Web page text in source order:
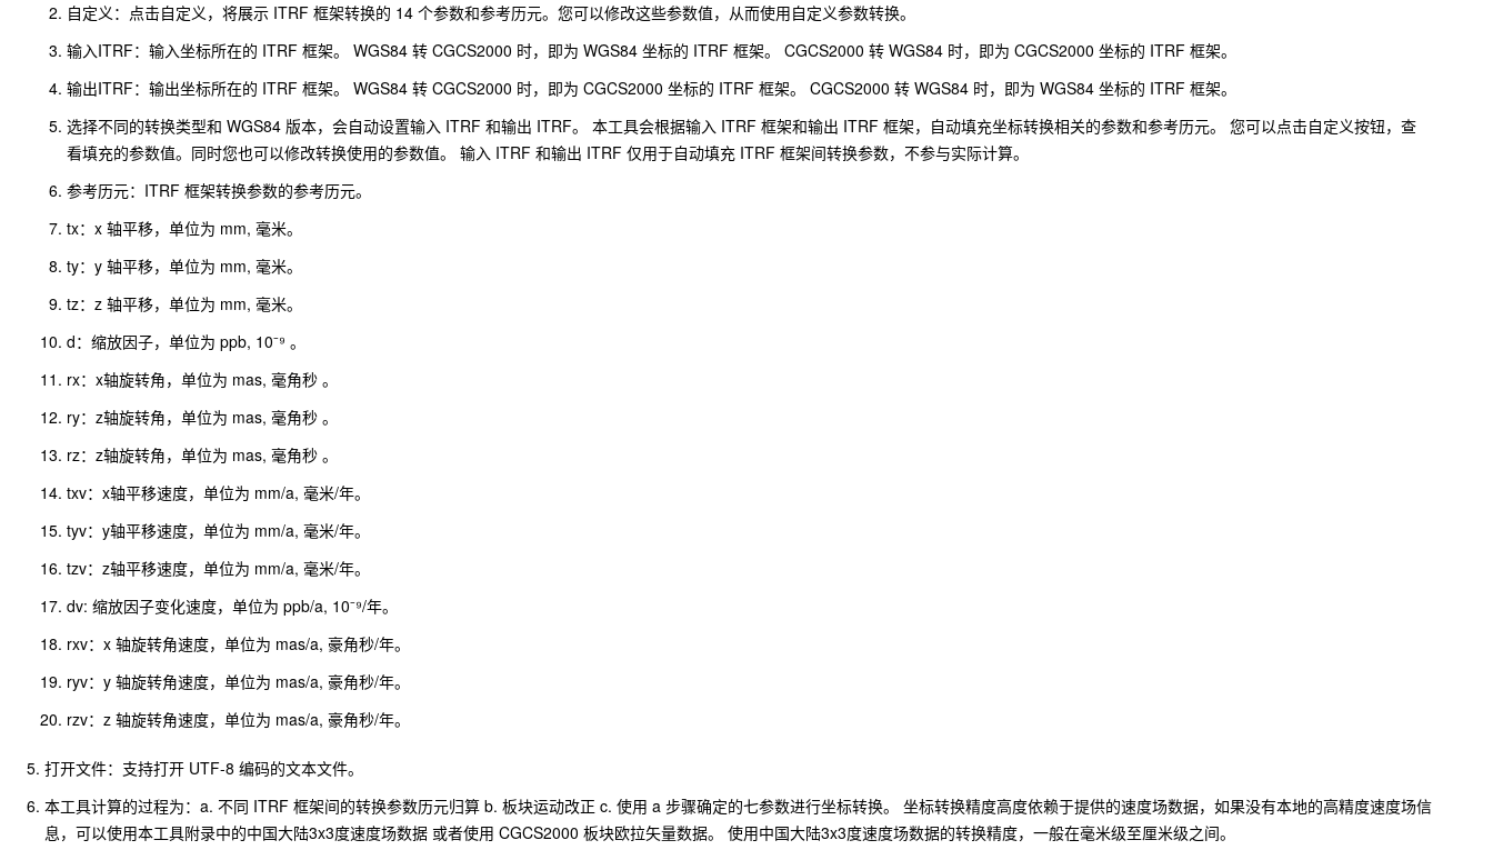
自定义：点击自定义，将展示 ITRF 框架转换的 14 个参数和参考历元。您可以修改这些参数值，从而使用自定义参数转换。
输入ITRF：输入坐标所在的 ITRF 框架。 WGS84 转 CGCS2000 时，即为 WGS84 坐标的 ITRF 框架。 CGCS2000 转 WGS84 时，即为 CGCS2000 坐标的 ITRF 框架。
输出ITRF：输出坐标所在的 ITRF 框架。 WGS84 转 CGCS2000 时，即为 CGCS2000 坐标的 ITRF 框架。 CGCS2000 转 WGS84 时，即为 WGS84 坐标的 ITRF 框架。
选择不同的转换类型和 WGS84 版本，会自动设置输入 ITRF 和输出 ITRF。 本工具会根据输入 ITRF 框架和输出 ITRF 框架，自动填充坐标转换相关的参数和参考历元。 您可以点击自定义按钮，查
看填充的参数值。同时您也可以修改转换使用的参数值。 输入 ITRF 和输出 ITRF 仅用于自动填充 ITRF 框架间转换参数，不参与实际计算。
参考历元：ITRF 框架转换参数的参考历元。
tx：x 轴平移，单位为 mm, 毫米。
ty：y 轴平移，单位为 mm, 毫米。
tz：z 轴平移，单位为 mm, 毫米。
d：缩放因子，单位为 ppb, 10⁻⁹ 。
rx：x轴旋转角，单位为 mas, 毫角秒 。
ry：z轴旋转角，单位为 mas, 毫角秒 。
rz：z轴旋转角，单位为 mas, 毫角秒 。
txv：x轴平移速度，单位为 mm/a, 毫米/年。
tyv：y轴平移速度，单位为 mm/a, 毫米/年。
tzv：z轴平移速度，单位为 mm/a, 毫米/年。
dv: 缩放因子变化速度，单位为 ppb/a, 10⁻⁹/年。
rxv：x 轴旋转角速度，单位为 mas/a, 豪角秒/年。
ryv：y 轴旋转角速度，单位为 mas/a, 豪角秒/年。
rzv：z 轴旋转角速度，单位为 mas/a, 豪角秒/年。
打开文件：支持打开 UTF-8 编码的文本文件。
本工具计算的过程为：a. 不同 ITRF 框架间的转换参数历元归算 b. 板块运动改正 c. 使用 a 步骤确定的七参数进行坐标转换。 坐标转换精度高度依赖于提供的速度场数据，如果没有本地的高精度速度场信
息，可以使用本工具附录中的中国大陆3x3度速度场数据 或者使用 CGCS2000 板块欧拉矢量数据。 使用中国大陆3x3度速度场数据的转换精度，一般在毫米级至厘米级之间。